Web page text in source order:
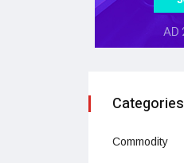
Categories
Commodity